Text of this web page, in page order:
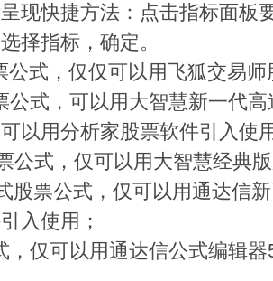
现快捷方法：点击指标面板
择指标，确定。
公式，仅仅可以用飞狐交易
公式，可以用大智慧新一代
以用分析家股票软件引入使
公式，仅可以用大智慧经典
股票公式，仅可以用通达信
入使用；
，仅可以用通达信公式编辑